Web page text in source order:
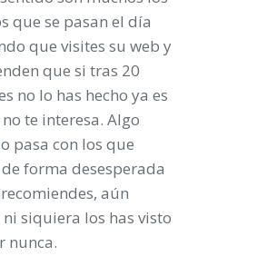
que se pasan el día
que visites su web y
que si tras 20
no lo has hecho ya es
te interesa. Algo
pasa con los que
forma desesperada
aún
siquiera los has visto
nunca.